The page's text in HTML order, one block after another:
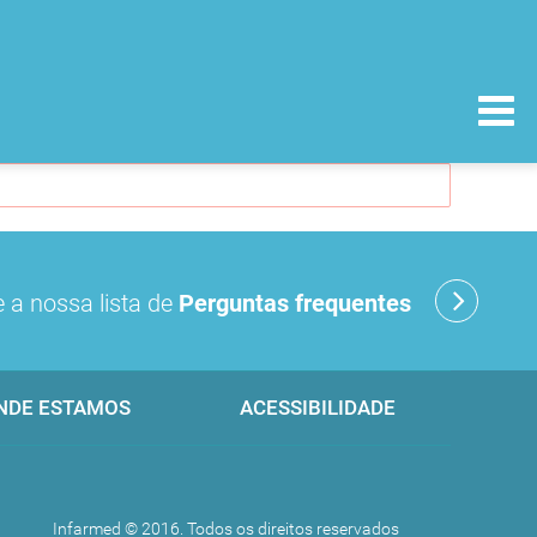
a nossa lista de Perguntas frequentes
ESTAMOS ACESSIBILIDADE
Infarmed © 2016. Todos os direitos reservados